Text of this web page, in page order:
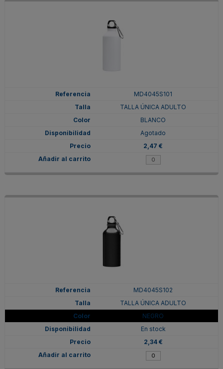
MD4045S101
TALLA ÚNICA ADULTO
BLANCO
Agotado
2,47 €
MD4045S102
TALLA ÚNICA ADULTO
NEGRO
En stock
2,34 €